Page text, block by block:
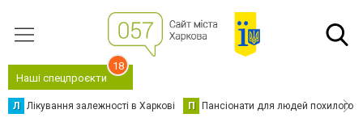
Наші спецпроєкти
18
Л Лікування залежності в Харкові П Пансіонати для людей похилого